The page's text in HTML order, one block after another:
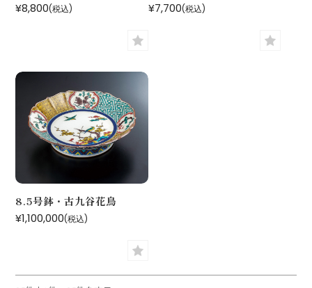
¥8,800(税込)
¥7,700(税込)
8.5号鉢・古九谷花鳥
¥1,100,000(税込)